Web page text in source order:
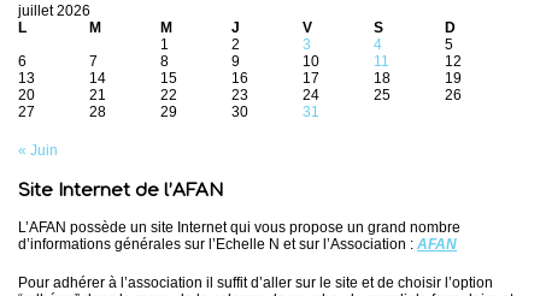
juillet 2026
L
M M J V S
D
1
2 3 4
5
6
7 8 9 10 11
12
13
14 15 16 17 18
19
20
21 22 23 24 25
26
27
28 29 30 31
« Juin
Site Internet de l’AFAN
L’AFAN possède un site Internet qui vous propose un grand nombre
d’informations générales sur l’Echelle N et sur l’Association : AFAN
Pour adhérer à l’association il suffit d’aller sur le site et de choisir l’option